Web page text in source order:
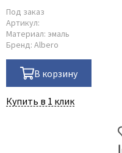
Под заказ
Артикул:
Материал: эмаль
Бренд: Albero
В корзину
Купить в 1 клик